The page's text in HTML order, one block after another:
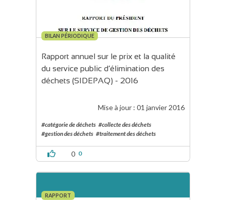
BILAN PÉRIODIQUE
Rapport annuel sur le prix et la qualité
du service public d’élimination des
déchets (SIDEPAQ) - 2016
Mise à jour : 01 janvier 2016
#catégorie de déchets #collecte des déchets
#gestion des déchets #traitement des déchets
0 0
RAPPORT